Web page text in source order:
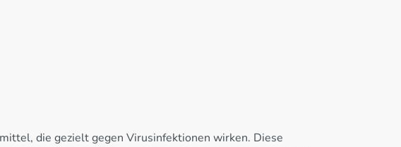
die gezielt gegen Virusinfektionen wirken. Diese